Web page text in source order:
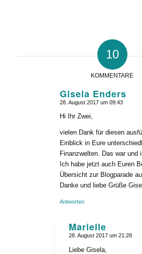
10
KOMMENTARE
Gisela Enders
sagte:
28. August 2017 um 09:43
Hi Ihr Zwei,
vielen Dank für diesen
Einblick in Eure
Finanzwelten. Das war und
Ich habe jetzt auch Euren
Übersicht zur Blogparade
Danke und liebe Grüße
Antworten
Marielle
sagte:
28. August 2017 um 21:28
Liebe Gisela,